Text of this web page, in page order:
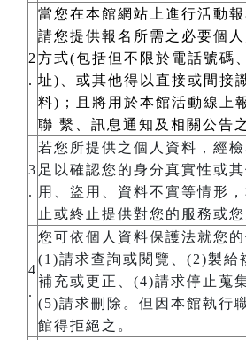
2
.
當您在本館網站上進行活動
請您提供報名所需之必要個
方式(包括但不限於電話號碼
址)、或其他得以直接或間接
料)；且將用於本館活動線上
聯 繫、訊息通知及相關公告
3
.
若您所提供之個人資料，經
足以確認您的身分真實性或
用、盜用、資料不實等情形
止或終止提供對您的服務或您
4
.
您可依個人資料保護法就您
(1)請求查詢或閱覽、(2)製給
補充或更正、(4)請求停止蒐
(5)請求刪除。但因本館執行
館得拒絕之。